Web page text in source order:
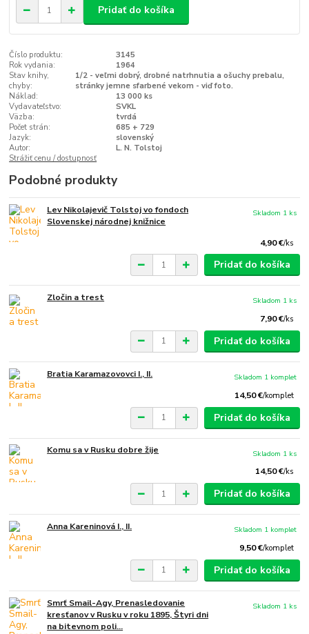
Pridať do košíka
Číslo produktu:
3145
Rok vydania:
1964
Stav knihy,
chyby:
1/2 - veľmi dobrý, drobné natrhnutia a ošuchy prebalu,
stránky jemne sfarbené vekom - viď foto.
Náklad:
13 000 ks
Vydavateľstvo:
SVKL
Väzba:
tvrdá
Počet strán:
685 + 729
Jazyk:
slovenský
Autor:
L. N. Tolstoj
Strážiť cenu / dostupnosť
Podobné produkty
Lev Nikolajevič Tolstoj vo fondoch
Slovenskej národnej knižnice
4,90 €/ks
Skladom 1 ks
Pridať do košíka
Zločin a trest
7,90 €/ks
Skladom 1 ks
Pridať do košíka
Bratia Karamazovovci I., II.
14,50 €/komplet
Skladom 1 komplet
Pridať do košíka
Komu sa v Rusku dobre žije
14,50 €/ks
Skladom 1 ks
Pridať do košíka
Anna Kareninová I., II.
9,50 €/komplet
Skladom 1 komplet
Pridať do košíka
Smrť Smail-Agy, Prenasledovanie
kresťanov v Rusku v roku 1895, Štyri dni
na bitevnom poli...
Skladom 1 ks